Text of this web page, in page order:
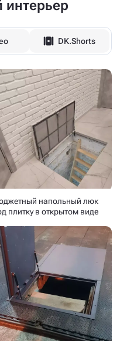
интерьер
DK.Shorts
напольный люк
плитку в открытом виде